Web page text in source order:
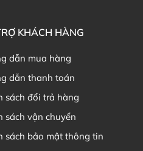
KHÁCH HÀNG
dẫn mua hàng
dẫn thanh toán
sách đổi trả hàng
sách vận chuyển
sách bảo mật thông tin